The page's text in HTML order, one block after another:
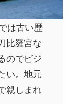
は古い歴
比羅宮な
のでビジ
い。地元
親しまれ